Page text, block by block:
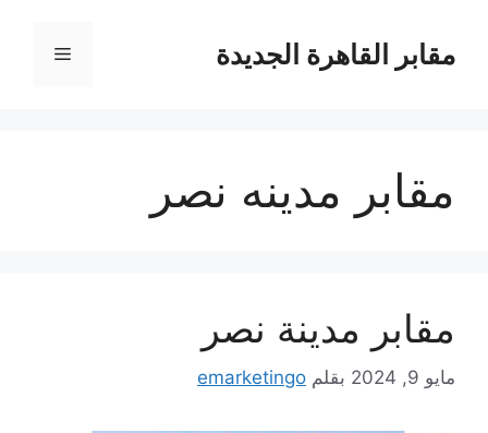
المحتوىمقابر القاهرة الجديدة القائمة
مقابر مدينه نصر
مقابر مدينة نصر
مايو 9, 2024 بقلم emarketingo